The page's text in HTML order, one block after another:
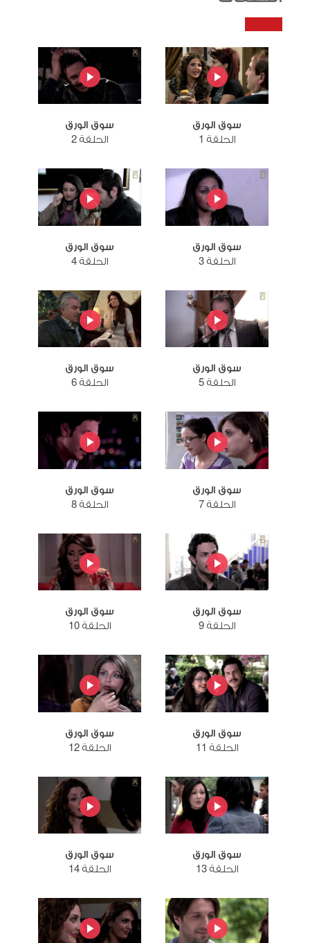
سوق الورق
الحلقة 1
سوق الورق
الحلقة 2
سوق الورق
الحلقة 3
سوق الورق
الحلقة 4
سوق الورق
الحلقة 5
سوق الورق
الحلقة 6
سوق الورق
الحلقة 7
سوق الورق
الحلقة 8
سوق الورق
الحلقة 9
سوق الورق
الحلقة 10
سوق الورق
الحلقة 11
سوق الورق
الحلقة 12
سوق الورق
الحلقة 13
سوق الورق
الحلقة 14